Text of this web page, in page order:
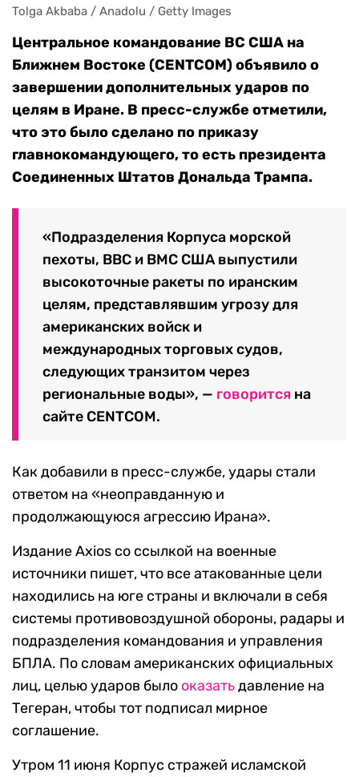
Tolga Akbaba / Anadolu / Getty Images
Центральное командование ВС США на
Ближнем Востоке (CENTCOM) объявило о
завершении дополнительных ударов по
целям в Иране. В пресс-службе отметили,
что это было сделано по приказу
главнокомандующего, то есть президента
Соединенных Штатов Дональда Трампа.
«Подразделения Корпуса морской
пехоты, ВВС и ВМС США выпустили
высокоточные ракеты по иранским
целям, представлявшим угрозу для
американских войск и
международных торговых судов,
следующих транзитом через
региональные воды», — говорится на
сайте CENTCOM.
Как добавили в пресс-службе, удары стали
ответом на «неоправданную и
продолжающуюся агрессию Ирана».
Издание Axios со ссылкой на военные
источники пишет, что все атакованные цели
находились на юге страны и включали в себя
системы противовоздушной обороны, радары и
подразделения командования и управления
БПЛА. По словам американских официальных
лиц, целью ударов было оказатьдавление на
Тегеран, чтобы тот подписал мирное
соглашение.
Утром 11 июня Корпус стражей исламской